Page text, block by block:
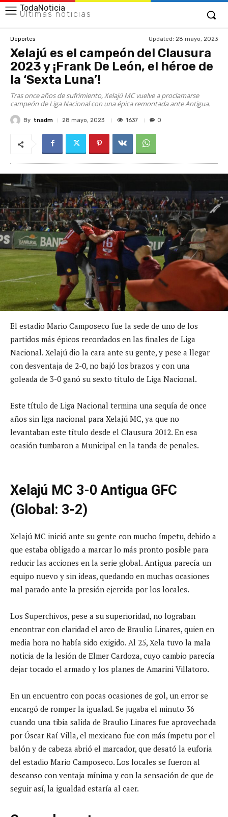
TodaNoticia
Últimas noticias
Deportes Updated: 28 mayo, 2023
Xelajú es el campeón del Clausura
2023 y ¡Frank De León, el héroe de
la ‘Sexta Luna’!
Tras once años de sufrimiento, Xelajú MC vuelve a proclamarse
campeón de Liga Nacional con una épica remontada ante Antigua.
By tnadm 28 mayo, 2023 1637 0
El estadio Mario Camposeco fue la sede de uno de los
partidos más épicos recordados en las finales de Liga
Nacional. Xelajú dio la cara ante su gente, y pese a llegar
con desventaja de 2-0, no bajó los brazos y con una
goleada de 3-0 ganó su sexto título de Liga Nacional.
Este título de Liga Nacional termina una sequía de once
años sin liga nacional para Xelajú MC, ya que no
levantaban este título desde el Clausura 2012. En esa
ocasión tumbaron a Municipal en la tanda de penales.
Xelajú MC 3-0 Antigua GFC
(Global: 3-2)
Xelajú MC inició ante su gente con mucho ímpetu, debido a
que estaba obligado a marcar lo más pronto posible para
reducir las acciones en la serie global. Antigua parecía un
equipo nuevo y sin ideas, quedando en muchas ocasiones
mal parado ante la presión ejercida por los locales.
Los Superchivos, pese a su superioridad, no lograban
encontrar con claridad el arco de Braulio Linares, quien en
media hora no había sido exigido. Al 25, Xela tuvo la mala
noticia de la lesión de Elmer Cardoza, cuyo cambio parecía
dejar tocado el armado y los planes de Amarini Villatoro.
En un encuentro con pocas ocasiones de gol, un error se
encargó de romper la igualad. Se jugaba el minuto 36
cuando una tibia salida de Braulio Linares fue aprovechada
por Óscar Raí Villa, el mexicano fue con más ímpetu por el
balón y de cabeza abrió el marcador, que desató la euforia
del estadio Mario Camposeco. Los locales se fueron al
descanso con ventaja mínima y con la sensación de que de
seguir así, la igualdad estaría al caer.